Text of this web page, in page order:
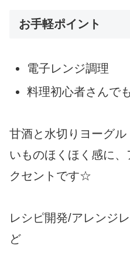
お手軽ポイント
電子レンジ調理
料理初心者さんで
甘酒と水切りヨーグル
いものほくほく感に
クセントです☆
レシピ開発/アレンジ
ど